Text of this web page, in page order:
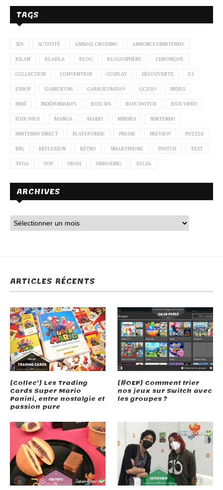
TAGS
3DS ACTIVITÉ ANIMAL CROSSING ANNONCES NINTENDO
BILAN BLABLA BLOG BLOGOSPHÈRE CHRONIQUE
COLLECTION CONVENTION COSPLAY DÉCOUVERTE E3
ESHOP GAMESCOM GAMESCOM2019 GC2019 INDIES
INDÉ INDÉPENDANTS JEUX 3DS JEUX SWITCH JEUX VIDÉO
JEUX WII U MANGA MARIO NINDIES NINTENDO
NINTENDO DIRECT PLATEFORME PRESSE PREVIEW PUZZLE
RPG RÉFLEXION RÉTRO SMARTPHONE SWITCH TEST
TFGA TOP UBUH UNBOXING ZELDA
ARCHIVES
ARTICLES RÉCENTS
[Collec’] Les Trading
Cards Super Mario
Panini, entre nostalgie et
passion pure
[#OEP] Comment trier
nos jeux sur Switch avec
les groupes ?